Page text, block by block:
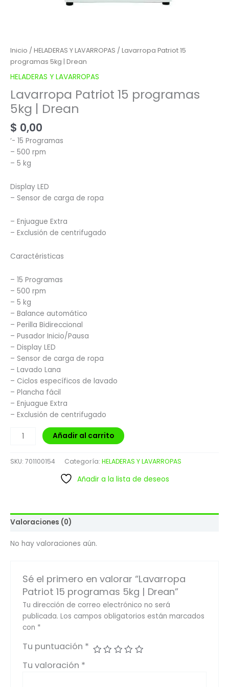
Inicio / HELADERAS Y LAVARROPAS / Lavarropa Patriot 15
programas 5kg | Drean
HELADERAS Y LAVARROPAS
Lavarropa Patriot 15 programas
5kg | Drean
$ 0,00
‘- 15 Programas
– 500 rpm
– 5 kg
Display LED
– Sensor de carga de ropa
– Enjuague Extra
– Exclusión de centrifugado
Caractéristicas
– 15 Programas
– 500 rpm
– 5 kg
– Balance automático
– Perilla Bidireccional
– Pusador Inicio/Pausa
– Display LED
– Sensor de carga de ropa
– Lavado Lana
– Ciclos específicos de lavado
– Plancha fácil
– Enjuague Extra
– Exclusión de centrifugado
Añadir al carrito
SKU: 701100154 Categoría: HELADERAS Y LAVARROPAS
Añadir a la lista de deseos
Valoraciones (0)
No hay valoraciones aún.
Sé el primero en valorar “Lavarropa
Patriot 15 programas 5kg | Drean”
Tu dirección de correo electrónico no será
publicada. Los campos obligatorios están marcados
con *
Tu puntuación *
Tu valoración *